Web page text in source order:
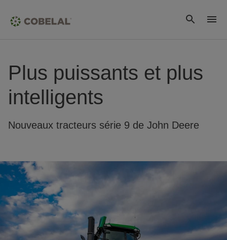
Plus puissants et plus
intelligents
Nouveaux tracteurs série 9 de John Deere